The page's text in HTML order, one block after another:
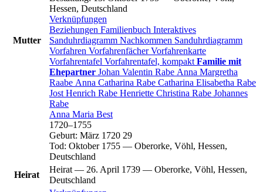
Mutter
Hessen, Deutschland
Verknüpfungen
Beziehungen Familienbuch Interaktives
Sanduhrdiagramm Nachkommen Sanduhrdiagramm
Vorfahren VorfahrenfächerVorfahrenkarte
Vorfahrentafel Vorfahrentafel, kompakt Familie mit
Ehepartner Johan Valentin Rabe Anna Margretha
Raabe Anna Catharina Rabe Catharina Elisabetha Rabe
Jost Henrich Rabe Henriette Christina Rabe Johannes
Rabe
Anna Maria Best
1720–1755
Geburt: März 1720 29
Tod: Oktober 1755 — Oberorke, Vöhl, Hessen,
Deutschland
Heirat
Heirat — 26. April 1739 — Oberorke, Vöhl, Hessen,
Deutschland